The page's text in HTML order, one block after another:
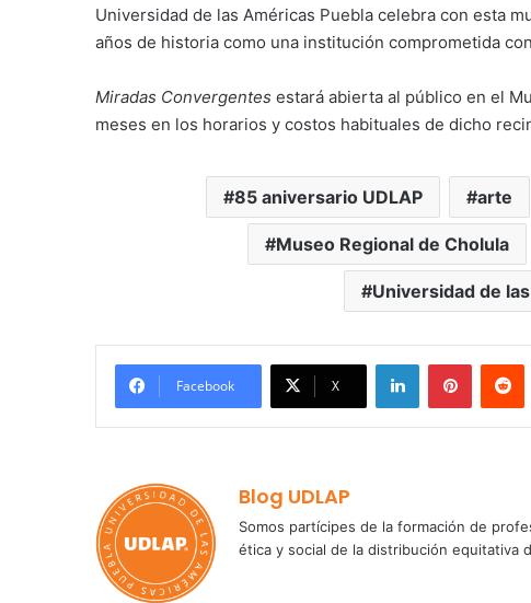
Universidad de las Américas Puebla celebra con esta
años de historia como una institución comprometida
Miradas Convergentes estará abierta al público en el
meses en los horarios y costos habituales de dicho
85 aniversario UDLAP arte
Museo Regional de Cholula
Universidad de
Facebook X
LinkedInPinterest
Blog UDLAP
Somos partícipes de la formación de
ética y social de la distribución equitativa